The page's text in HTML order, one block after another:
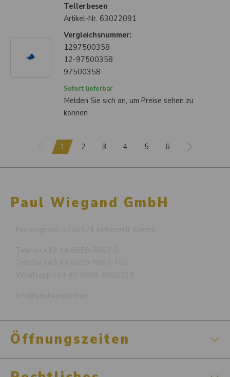
Tellerbesen
Artikel-Nr. 63022091
Vergleichsnummer:
1297500358
12-97500358
97500358
Sofort lieferbar
Melden Sie sich an, um Preise sehen zu
können
1 2 3 4 5 6
Paul Wiegand GmbH
Öffnungszeiten